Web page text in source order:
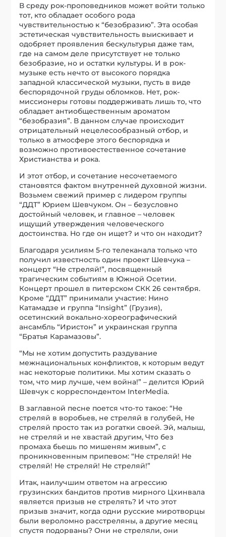
В среду рок-проповедников может войти только
тот, кто обладает особого рода
чувствительностью к “безобразию”. Эта особая
эстетическая чувствительность выискивает и
одобряет проявления бескультурья даже там,
где на самом деле присутствует не только
безобразие, но и остатки культуры. И в рок-
музыке есть нечто от высокого порядка
западной классической музыки, пусть в виде
беспорядочной груды обломков. Нет, рок-
миссионеры готовы поддерживать лишь то, что
обладает антиобщественным ароматом
“безобразия”. В данном случае происходит
отрицательный нецелесообразный отбор, и
только в атмосфере этого беспорядка и
возможно противоестественное сочетание
Христианства и рока.
И этот отбор, и сочетание несочетаемого
становятся фактом внутренней духовной жизни.
Возьмем свежий пример с лидером группы
“ДДТ” Юрием Шевчуком. Он – безусловно
достойный человек, и главное – человек
ищущий утверждения человеческого
достоинства. Но где он ищет? и что он находит?
Благодаря усилиям 5-го телеканала только что
получил известность один проект Шевчука –
концерт “Не стреляй!”, посвященный
трагическим событиям в Южной Осетии.
Концерт прошел в питерском СКК 26 сентября.
Кроме “ДДТ” принимали участие: Нино
Катамадзе и группа “Insight” (Грузия),
осетинский вокально-хореографический
ансамбль “Иристон” и украинская группа
“Братья Карамазовы”.
“Мы не хотим допустить раздувание
межнациональных конфликтов, к которым ведут
нас некоторые политики. Мы хотим сказать о
том, что мир лучше, чем война!” – делится Юрий
Шевчук с корреспондентом InterMedia.
В заглавной песне поется что-то такое: “Не
стреляй в воробьев, не стреляй в голубей, Не
стреляй просто так из рогатки своей. Эй, малыш,
не стреляй и не хвастай другим, Что без
промаха бьешь по мишеням живым”, с
проникновенным припевом: “Не стреляй! Не
стреляй! Не стреляй! Не стреляй!”
Итак, наилучшим ответом на агрессию
грузинских бандитов против мирного Цхинвала
является призыв не стрелять? И что этот
призыв значит, когда одни русские миротворцы
были вероломно расстреляны, а другие месяц
спустя подорваны? Они не стреляли, они